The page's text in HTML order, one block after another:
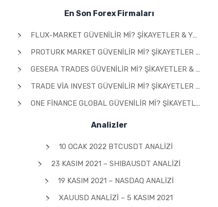
En Son Forex Firmaları
FLUX-MARKET GÜVENILIR MI? ŞIKAYETLER & YORUMLAR 2026
PROTURK MARKET GÜVENILIR MI? ŞIKAYETLER & YORUMLAR 2026
GESERA TRADES GÜVENILIR MI? ŞIKAYETLER & YORUMLAR 2026
TRADE VIA INVEST GÜVENILIR MI? ŞIKAYETLER & YORUMLAR 2026
ONE FINANCE GLOBAL GÜVENILIR MI? ŞIKAYETLER & YORUMLAR 2026
Analizler
10 OCAK 2022 BTCUSDT ANALIZI
23 KASIM 2021 – SHIBAUSDT ANALIZI
19 KASIM 2021 – NASDAQ ANALIZI
XAUUSD ANALIZI – 5 KASIM 2021